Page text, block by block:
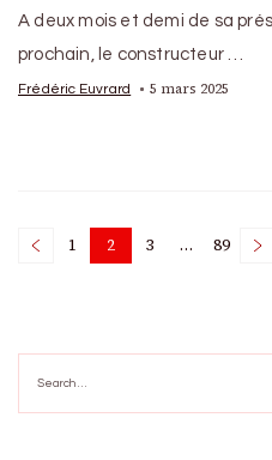
A deux mois et demi de sa
prochain, le constructeur …
Frédéric Euvrard 5 mars 2025
Posts
Page
1 Page
2 Page
3 … Page
89
for: